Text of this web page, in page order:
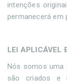
intenções
permanecerá em
LEI APLICÁVEL
Nós somos uma
são criados e